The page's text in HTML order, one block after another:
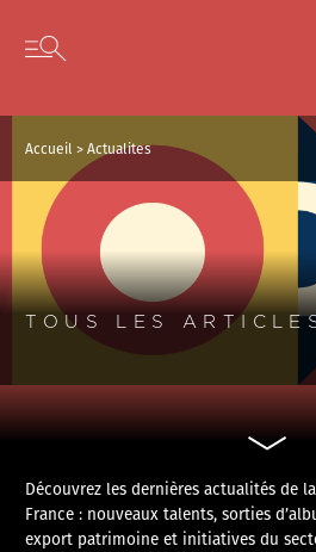
Skip to content
Open secondary menu
Accueil >Actualites
TOUS LES
Découvrez les dernières actualités de
France : nouveaux talents, sorties
export patrimoine et initiatives du